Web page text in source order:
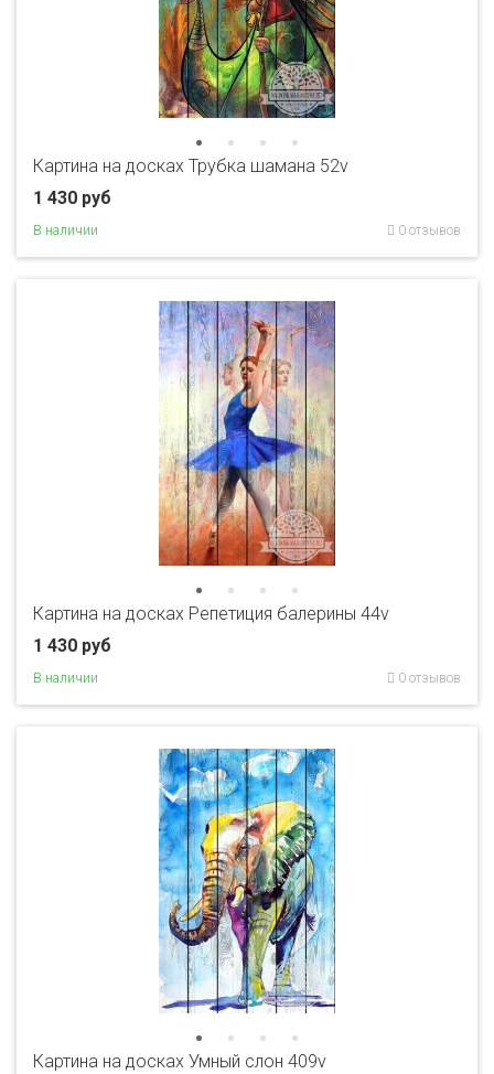
Картина на досках Трубка шамана 52v
1 430 руб
В наличии 0 отзывов
Картина на досках Репетиция балерины 44v
1 430 руб
В наличии 0 отзывов
Картина на досках Умный слон 409v